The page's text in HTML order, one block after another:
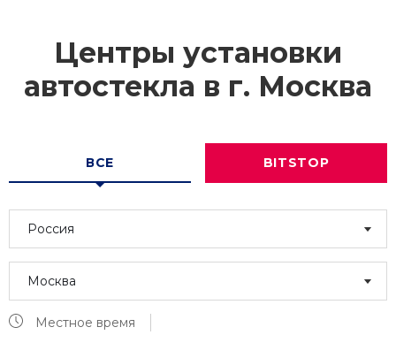
Центры установки
автостекла в г. Москва
ВСЕ BITSTOP
Россия
Москва
Местное время